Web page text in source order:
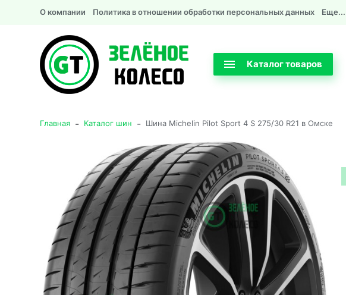
О компании Политика в отношении обработки персональных данных Еще...
Каталог товаров
Главная - Каталог шин - Шина Michelin Pilot Sport 4 S 275/30 R21 в Омске